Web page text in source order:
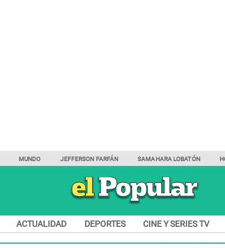
MUNDO JEFFERSON FARFÁN SAMAHARA LOBATÓN
ACTUALIDAD DEPORTES CINE Y SERIES TV